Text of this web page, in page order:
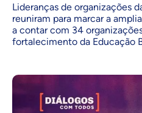
Lideranças de organizações
reuniram para marcar a
a contar com 34
fortalecimento da Educação